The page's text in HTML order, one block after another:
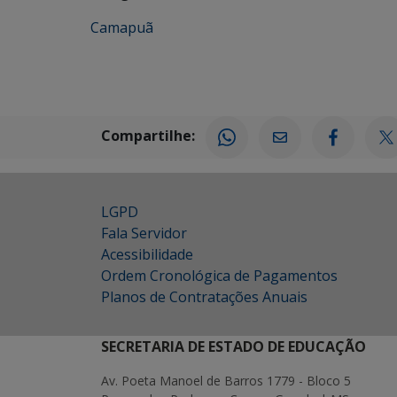
Camapuã
Compartilhe:
LGPD
Fala Servidor
Acessibilidade
Ordem Cronológica de Pagamentos
Planos de Contratações Anuais
SECRETARIA DE ESTADO DE EDUCAÇÃO
Av. Poeta Manoel de Barros 1779 - Bloco 5